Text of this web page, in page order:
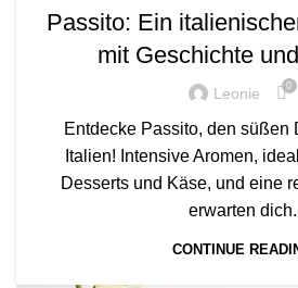
Passito: Ein
mit Geschichte
Leonie 0
Entdecke Passito, den süßen
Italien! Intensive Aromen,
Desserts und Käse, und eine
erwarten dich.
CONTINUE